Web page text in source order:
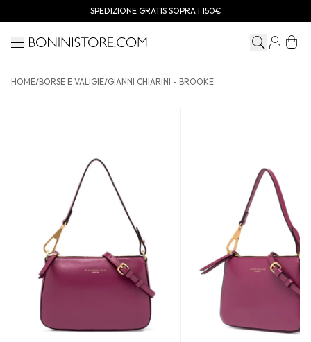
SPEDIZIONE GRATIS SOPRA I 150€
MenuBonini store
HOME/BORSE E VALIGIE/GIANNI CHIARINI - BROOKE